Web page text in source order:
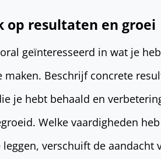
op resultaten en groei
geïnteresseerd in wat je
maken. Beschrijf concrete
je hebt behaald en
Welke vaardigheden
verschuift de aandacht